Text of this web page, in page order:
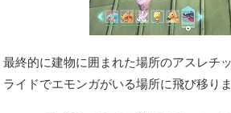
最終的に建物に囲まれた場所のアスレチ
ライドでエモンガがいる場所に飛び移り